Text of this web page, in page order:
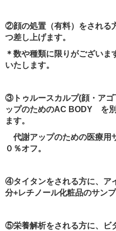
②顔の処置（有料）をされる
つ差し上げます。
＊数や種類に限りがござい
いたします。
③トゥルースカルプ(顔・ア
ップのためのAC BODY を別
ます。
代謝アップのための医療用
０％オフ。
④タイタンをされる方に、 ア
分+レチノール化粧品のサン
⑤栄養解析をされる方に、ビ